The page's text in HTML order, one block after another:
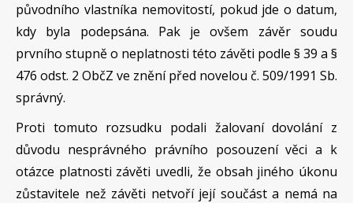
původního vlastníka nemovitostí, pokud jde o datum,
kdy byla podepsána. Pak je ovšem závěr soudu
prvního stupně o neplatnosti této závěti podle § 39 a §
476 odst. 2 ObčZ ve znění před novelou č. 509/1991 Sb.
správný.
Proti tomuto rozsudku podali žalovaní dovolání z
důvodu nesprávného právního posouzení věci a k
otázce platnosti závěti uvedli, že obsah jiného úkonu
zůstavitele než závěti netvoří její součást a nemá na